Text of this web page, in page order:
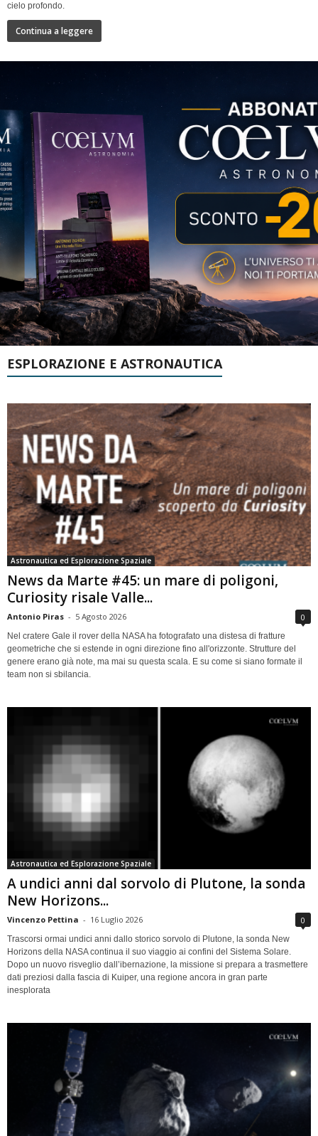
cielo profondo.
Continua a leggere
ESPLORAZIONE E ASTRONAUTICA
Astronautica ed Esplorazione Spaziale
News da Marte #45: un mare di poligoni,
Curiosity risale Valle...
Antonio Piras - 5 Agosto 2026 0
Nel cratere Gale il rover della NASA ha fotografato una distesa di fratture
geometriche che si estende in ogni direzione fino all'orizzonte. Strutture del
genere erano già note, ma mai su questa scala. E su come si siano formate il
team non si sbilancia.
Astronautica ed Esplorazione Spaziale
A undici anni dal sorvolo di Plutone, la sonda
New Horizons...
Vincenzo Pettina - 16 Luglio 2026 0
Trascorsi ormai undici anni dallo storico sorvolo di Plutone, la sonda New
Horizons della NASA continua il suo viaggio ai confini del Sistema Solare.
Dopo un nuovo risveglio dall’ibernazione, la missione si prepara a trasmettere
dati preziosi dalla fascia di Kuiper, una regione ancora in gran parte
inesplorata